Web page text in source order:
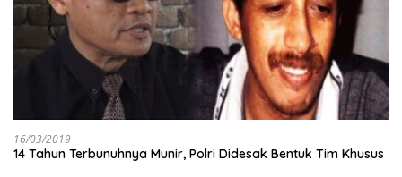
16/03/2019
14 Tahun Terbunuhnya Munir, Polri Didesak Bentuk Tim Khusus